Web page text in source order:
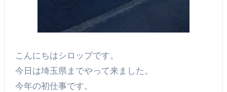
こんにちはシロップです。
今日は埼玉県までやって来ました。
今年の初仕事です。